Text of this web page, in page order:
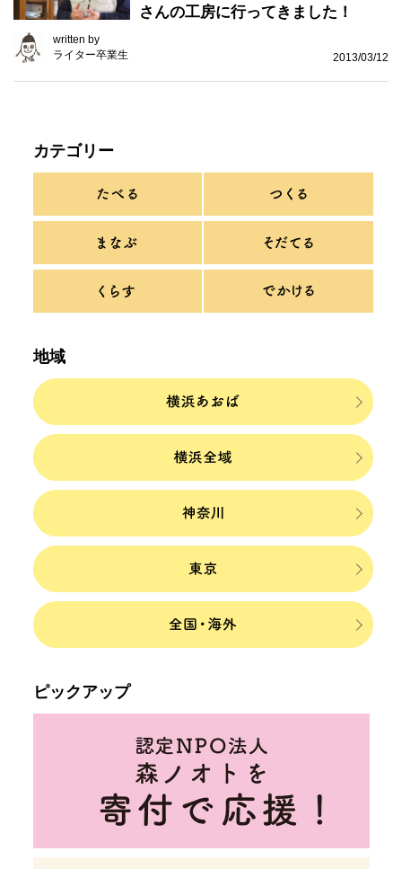
さんの工房に行ってきました！
written by
ライター卒業生
2013/03/12
カテゴリー
地域
ピックアップ